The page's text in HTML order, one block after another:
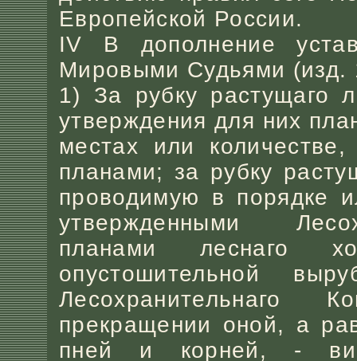
Европейской России.
IV В дополнение
Мировыми Судьями (изд.
1) За рубку растущаго
утверждения для них
местах или
планами; за рубку
проводимую в порядке
утвержденными
планами леснаго
опустошительной
прекращении оной, а
пней и корней, -